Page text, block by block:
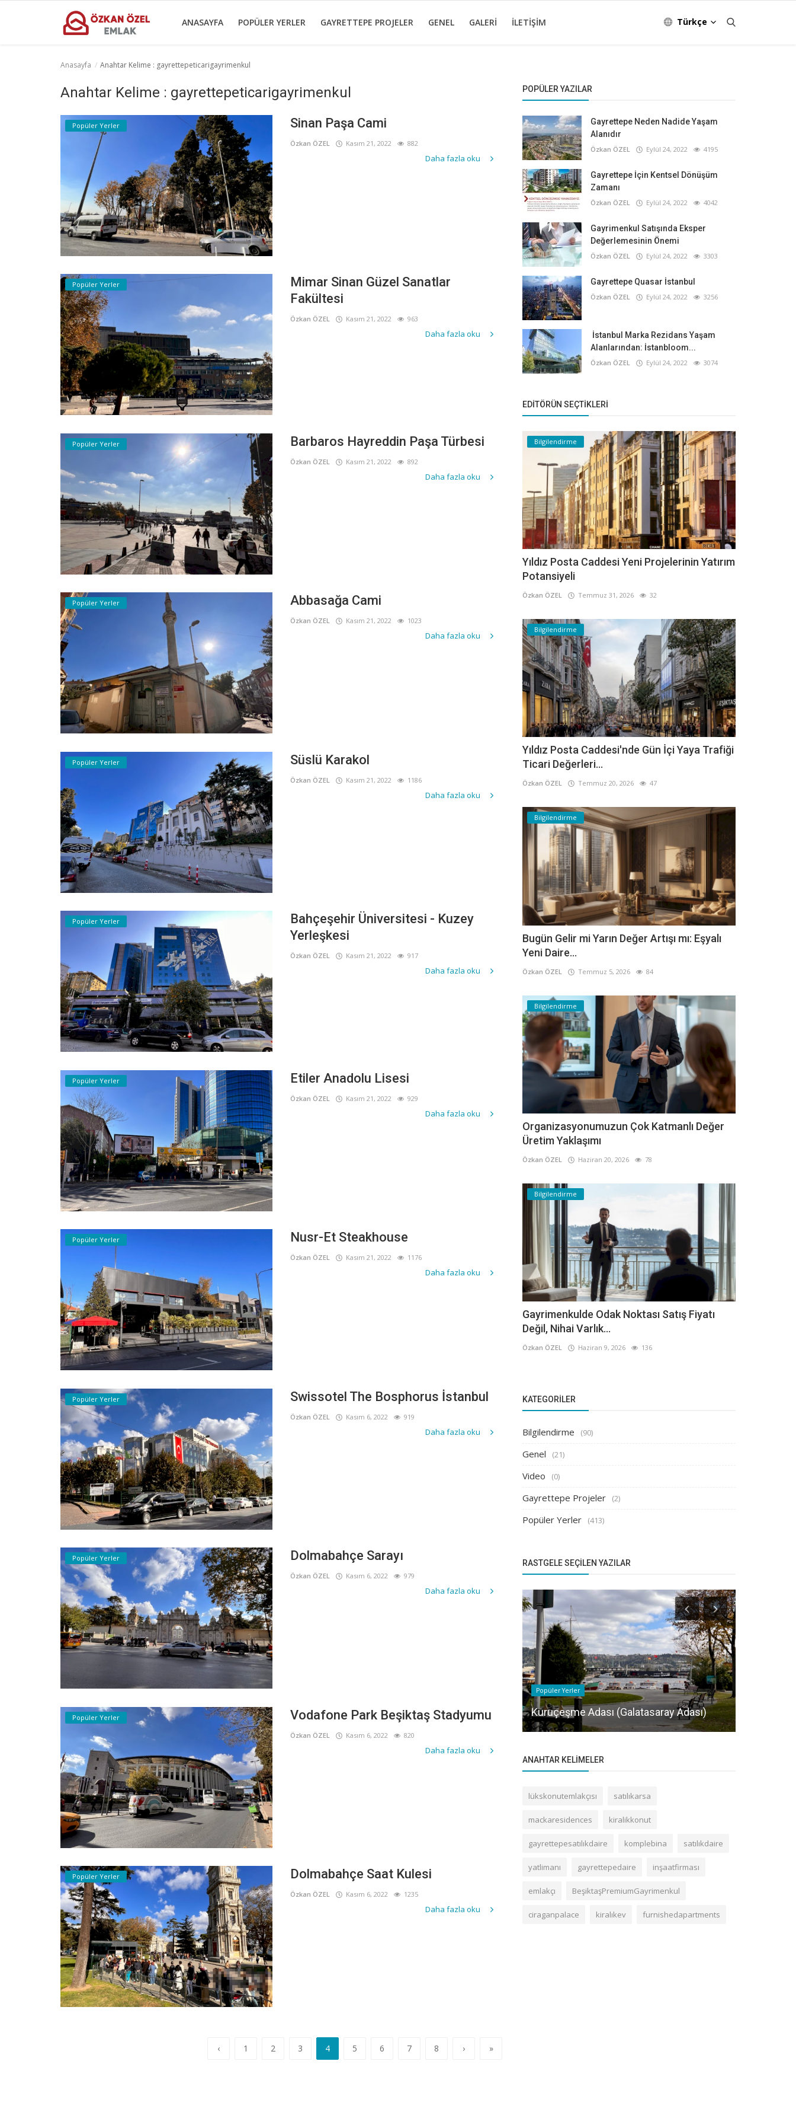
ANASAYFA POPÜLER YERLER GAYRETTEPE PROJELER GENEL GALERI İLETIŞIM Türkçe
Gayrettepe Projeler
Anasayfa Anahtar Kelime : gayrettepeticarigayrimenkul
Anahtar Kelime : gayrettepeticarigayrimenkul
Popüler Yerler Sinan Paşa Cami
Özkan ÖZEL Kasım 21, 2022 882
Daha fazla oku
Popüler Yerler
Mimar Sinan Güzel Sanatlar
Fakültesi
Özkan ÖZEL Kasım 21, 2022 963
Daha fazla oku
Popüler Yerler Barbaros Hayreddin Paşa Türbesi
Özkan ÖZEL Kasım 21, 2022 892
Daha fazla oku
Popüler Yerler Abbasağa Cami
Özkan ÖZEL Kasım 21, 2022 1023
Daha fazla oku
Popüler Yerler Süslü Karakol
Özkan ÖZEL Kasım 21, 2022 1186
Daha fazla oku
Popüler Yerler
Bahçeşehir Üniversitesi - Kuzey
Yerleşkesi
Özkan ÖZEL Kasım 21, 2022 917
Daha fazla oku
Popüler Yerler Etiler Anadolu Lisesi
Özkan ÖZEL Kasım 21, 2022 929
Daha fazla oku
Popüler Yerler Nusr-Et Steakhouse
Özkan ÖZEL Kasım 21, 2022 1176
Daha fazla oku
Popüler Yerler Swissotel The Bosphorus İstanbul
Özkan ÖZEL Kasım 6, 2022 919
Daha fazla oku
Popüler Yerler Dolmabahçe Sarayı
Özkan ÖZEL Kasım 6, 2022 979
Daha fazla oku
Popüler Yerler Vodafone Park Beşiktaş Stadyumu
Özkan ÖZEL Kasım 6, 2022 820
Daha fazla oku
Popüler Yerler Dolmabahçe Saat Kulesi
Özkan ÖZEL Kasım 6, 2022 1235
Daha fazla oku
‹ 1 2 3 4 5 6 7 8 › »
POPÜLER YAZILAR
Gayrettepe Neden Nadide Yaşam
Alanıdır
Özkan ÖZEL Eylül 24, 2022 4195
Gayrettepe İçin Kentsel Dönüşüm
Zamanı
Özkan ÖZEL Eylül 24, 2022 4042
Gayrimenkul Satışında Eksper
Değerlemesinin Önemi
Özkan ÖZEL Eylül 24, 2022 3303
Gayrettepe Quasar İstanbul
Özkan ÖZEL Eylül 24, 2022 3256
İstanbul Marka Rezidans Yaşam
Alanlarından: İstanbloom...
Özkan ÖZEL Eylül 24, 2022 3074
EDITÖRÜN SEÇTIKLERI
Bilgilendirme
Yıldız Posta Caddesi Yeni Projelerinin Yatırım
Potansiyeli
Özkan ÖZEL Temmuz 31, 2026 32
Bilgilendirme
Yıldız Posta Caddesi'nde Gün İçi Yaya Trafiği
Ticari Değerleri...
Özkan ÖZEL Temmuz 20, 2026 47
Bilgilendirme
Bugün Gelir mi Yarın Değer Artışı mı: Eşyalı
Yeni Daire...
Özkan ÖZEL Temmuz 5, 2026 84
Bilgilendirme
Organizasyonumuzun Çok Katmanlı Değer
Üretim Yaklaşımı
Özkan ÖZEL Haziran 20, 2026 78
Bilgilendirme
Gayrimenkulde Odak Noktası Satış Fiyatı
Değil, Nihai Varlık...
Özkan ÖZEL Haziran 9, 2026 136
KATEGORILER
Bilgilendirme (90)
Genel (21)
Video (0)
Gayrettepe Projeler (2)
Popüler Yerler (413)
RASTGELE SEÇILEN YAZILAR
Popüler Yerler
Polat Sitesi Levent 199 Binası
Popüler Yerler
Kuruçeşme Adası (Galatasaray Adası)
ANAHTAR KELIMELER
lükskonutemlakçısı satılıkarsa
mackaresidences kiralikkonut
gayrettepesatılıkdaire komplebina satılıkdaire
yatlimanı gayrettepedaire inşaatfirması
emlakçı BeşiktaşPremiumGayrimenkul
ciraganpalace kiralıkev furnishedapartments